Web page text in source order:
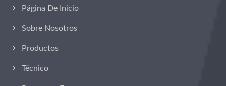
Página De Inicio
Sobre Nosotros
Productos
Técnico